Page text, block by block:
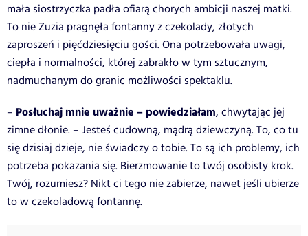
mała siostrzyczka padła ofiarą chorych ambicji naszej matki.
To nie Zuzia pragnęła fontanny z czekolady, złotych
zaproszeń i pięćdziesięciu gości. Ona potrzebowała uwagi,
ciepła i normalności, której zabrakło w tym sztucznym,
nadmuchanym do granic możliwości spektaklu.
– Posłuchaj mnie uważnie – powiedziałam, chwytając jej
zimne dłonie. – Jesteś cudowną, mądrą dziewczyną. To, co tu
się dzisiaj dzieje, nie świadczy o tobie. To są ich problemy, ich
potrzeba pokazania się. Bierzmowanie to twój osobisty krok.
Twój, rozumiesz? Nikt ci tego nie zabierze, nawet jeśli ubierze
to w czekoladową fontannę.